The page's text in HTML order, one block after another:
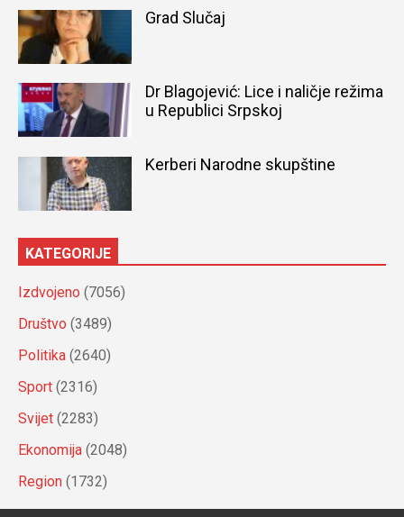
Grad Slučaj
Dr Blagojević: Lice i naličje režima
u Republici Srpskoj
Kerberi Narodne skupštine
KATEGORIJE
Izdvojeno (7056)
Društvo (3489)
Politika (2640)
Sport (2316)
Svijet (2283)
Ekonomija (2048)
Region (1732)